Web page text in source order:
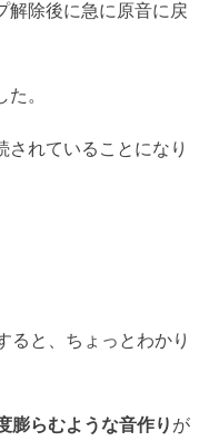
解除後に急に原音に戻
。
されていることになり
ると、ちょっとわかり
膨らむような音作り が